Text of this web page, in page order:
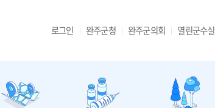
로그인 완주군청 완주군의회 열린군수실